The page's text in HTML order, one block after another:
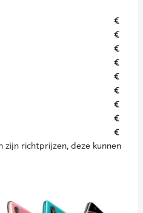
€
€
€
€
€
€
€
€
€
zijn richtprijzen, deze kunnen